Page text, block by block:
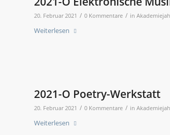
20. Februar 2021 / 0 Kommentare / in
Weiterlesen
2021-O Poetry-Werkstatt
20. Februar 2021 / 0 Kommentare / in
Weiterlesen